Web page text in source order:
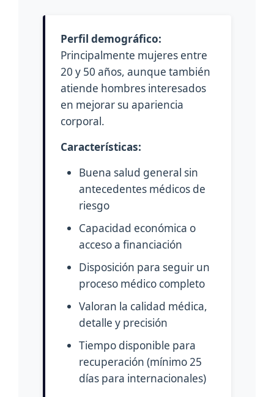
Perfil demográfico:
Principalmente mujeres entre
20 y 50 años, aunque también
atiende hombres interesados
en mejorar su apariencia
corporal.
Características:
Buena salud general sin
antecedentes médicos de
riesgo
Capacidad económica o
acceso a financiación
Disposición para seguir un
proceso médico completo
Valoran la calidad médica,
detalle y precisión
Tiempo disponible para
recuperación (mínimo 25
días para internacionales)